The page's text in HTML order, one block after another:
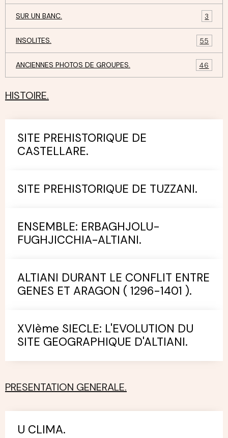
SUR UN BANC. 3
INSOLITES. 55
ANCIENNES PHOTOS DE GROUPES. 46
HISTOIRE.
SITE PREHISTORIQUE DE
CASTELLARE.
SITE PREHISTORIQUE DE TUZZANI.
ENSEMBLE: ERBAGHJOLU-
FUGHJICCHIA-ALTIANI.
ALTIANI DURANT LE CONFLIT ENTRE
GENES ET ARAGON ( 1296-1401 ).
XVIème SIECLE: L'EVOLUTION DU
SITE GEOGRAPHIQUE D'ALTIANI.
PRESENTATION GENERALE.
U CLIMA.